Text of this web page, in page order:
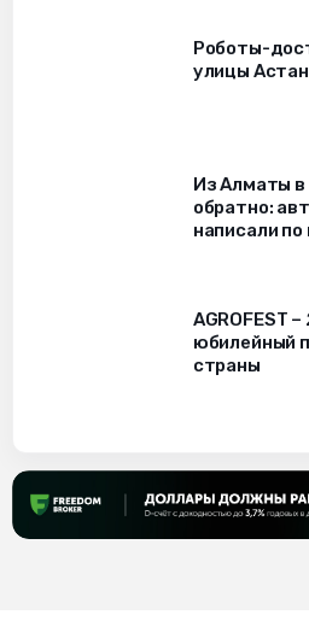
Роботы-
улицы
Из Алматы
обратно:
написали
AGROFEST
юбилейный
страны